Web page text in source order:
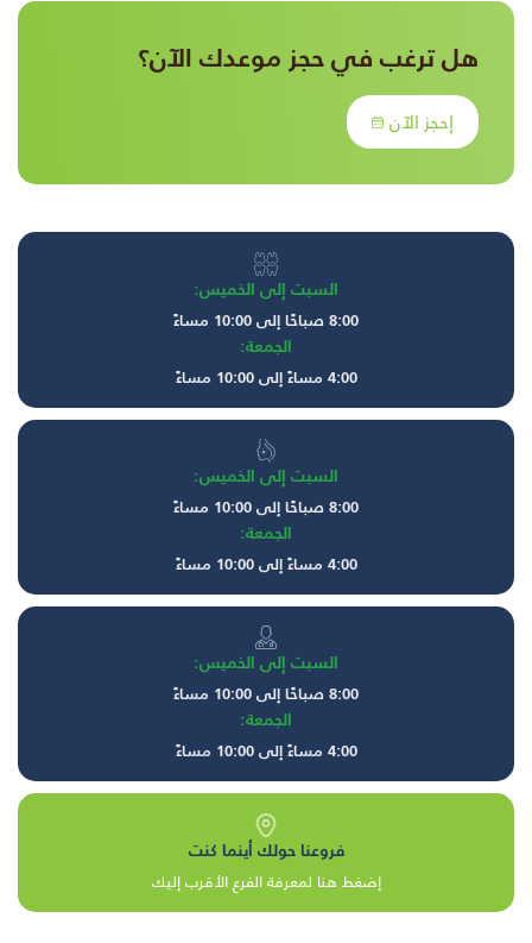
هل ترغب في حجز موعدك الآن؟
إحجز الآن
السبت إلى الخميس:
8:00 صباحًا إلى 10:00 مساءً
الجمعة:
4:00 مساءً إلى 10:00 مساءً
السبت إلى الخميس:
8:00 صباحًا إلى 10:00 مساءً
الجمعة:
4:00 مساءً إلى 10:00 مساءً
السبت إلى الخميس:
8:00 صباحًا إلى 10:00 مساءً
الجمعة:
4:00 مساءً إلى 10:00 مساءً
فروعنا حولك أينما كنت
إضغط هنا لمعرفة الفرع الأقرب إليك